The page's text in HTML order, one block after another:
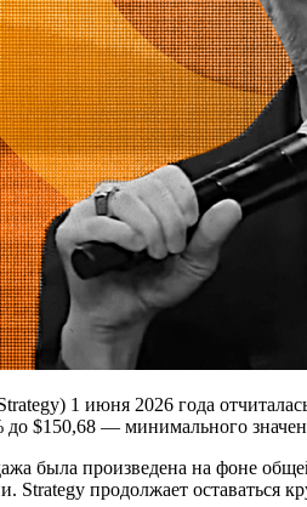
1 июня 2026 года
$150,68 — минимального
была произведена на фоне
Strategy продолжает